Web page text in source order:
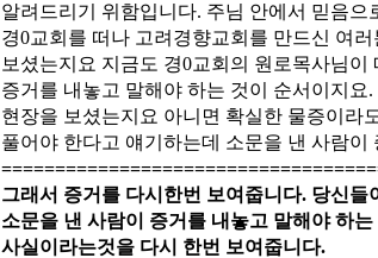
알려드리기 위함입니다. 주님 안에서 믿음으
경0교회를 떠나 고려경향교회를 만드신 여
보셨는지요 지금도 경0교회의 원로목사님
증거를 내놓고 말해야 하는 것이 순서이지요.
현장을 보셨는지요 아니면 확실한 물증이라
풀어야 한다고 얘기하는데 소문을 낸 사람
그래서 증거를 다시한번 보여줍니다. 당신들
소문을 낸 사람이 증거를 내놓고 말해야 하
사실이라는것을 다시 한번 보여줍니다.